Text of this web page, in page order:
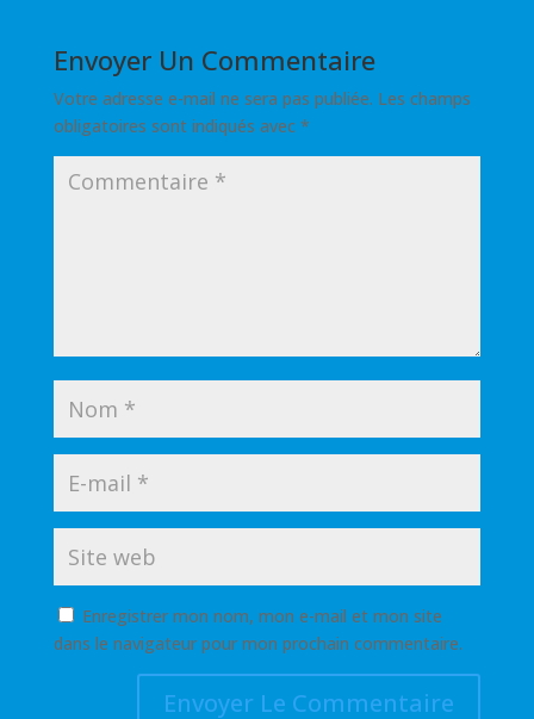
Envoyer Un Commentaire
Votre adresse e-mail ne sera pas publiée. Les champs
obligatoires sont indiqués avec *
Enregistrer mon nom, mon e-mail et mon site
dans le navigateur pour mon prochain commentaire.